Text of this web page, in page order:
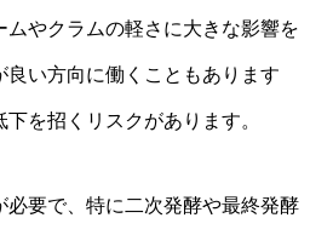
ムやクラムの軽さに大きな影響を
良い方向に働くこともあります
を招くリスクがあります。
必要で、特に二次発酵や最終発酵